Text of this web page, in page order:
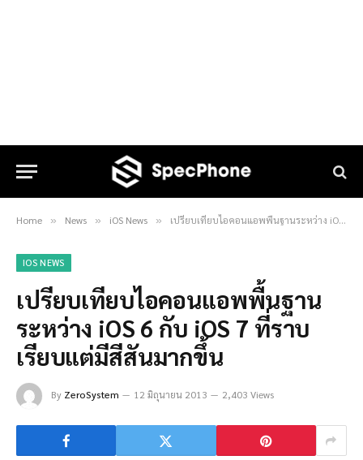
Home » News » iOS News » เปรียบเทียบไอคอนแอพพื้นฐานระหว่าง iOS 6 กับ iOS 7 ที่ราบเรียบแต่มีสีสันมากขึ้น
IOS NEWS
เปรียบเทียบไอคอนแอพพื้นฐาน
ระหว่าง iOS 6 กับ iOS 7 ที่ราบ
เรียบแต่มีสีสันมากขึ้น
By ZeroSystem 12 มิถุนายน 2013 2,403 Views